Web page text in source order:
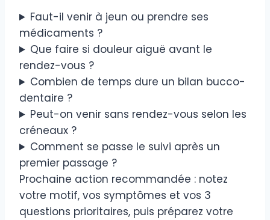
Faut-il venir à jeun ou prendre ses
médicaments ?
Que faire si douleur aiguë avant le
rendez-vous ?
Combien de temps dure un bilan bucco-
dentaire ?
Peut-on venir sans rendez-vous selon les
créneaux ?
Comment se passe le suivi après un
premier passage ?
Prochaine action recommandée : notez
votre motif, vos symptômes et vos 3
questions prioritaires, puis préparez votre